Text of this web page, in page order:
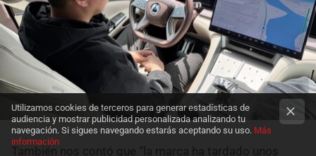
También nos contó que “la marca ha tardado unos
Utilizamos cookies de terceros para generar estadísticas de
audiencia y mostrar publicidad personalizada analizando tu
navegación. Si sigues navegando estarás aceptando su uso. Más
información